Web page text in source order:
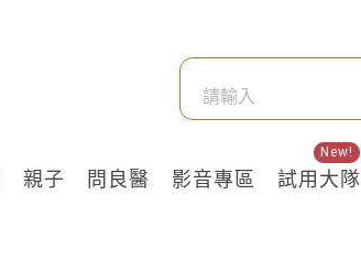
親子 問良醫 影音專區 試用大隊
New!